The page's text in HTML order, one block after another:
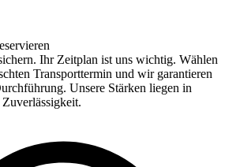
Ihr Zeitplan ist uns wichtig. Wählen
Transporttermin und wir garantieren
Unsere Stärken liegen in